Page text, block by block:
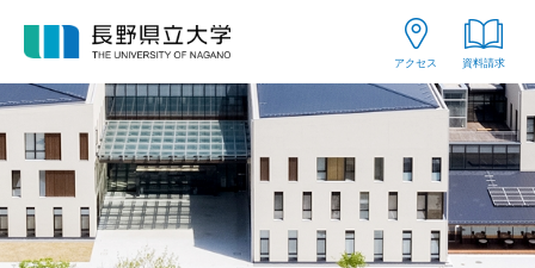
バ
ル
ナ
ビ
ゲ
ー
ル
ナ
ビ
ゲ
ー
シ
ー
へ
アクセス 資料請求